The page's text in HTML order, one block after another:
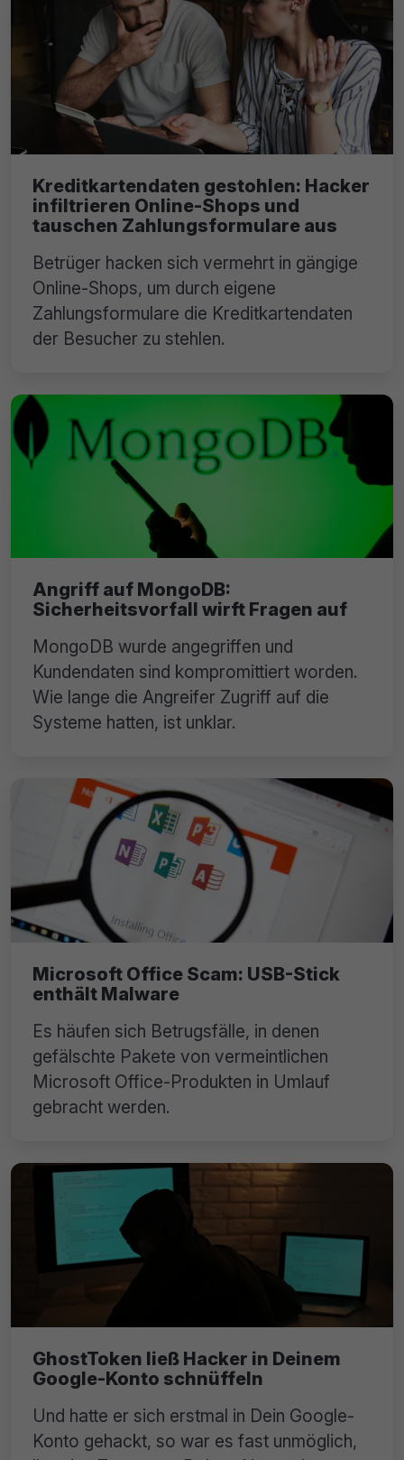
Kreditkartendaten gestohlen: Hacker
infiltrieren Online-Shops und
tauschen Zahlungsformulare aus
Betrüger hacken sich vermehrt in gängige
Online-Shops, um durch eigene
Zahlungsformulare die Kreditkartendaten
der Besucher zu stehlen.
Angriff auf MongoDB:
Sicherheitsvorfall wirft Fragen auf
MongoDB wurde angegriffen und
Kundendaten sind kompromittiert worden.
Wie lange die Angreifer Zugriff auf die
Systeme hatten, ist unklar.
Microsoft Office Scam: USB-Stick
enthält Malware
Es häufen sich Betrugsfälle, in denen
gefälschte Pakete von vermeintlichen
Microsoft Office-Produkten in Umlauf
gebracht werden.
GhostToken ließ Hacker in Deinem
Google-Konto schnüffeln
Und hatte er sich erstmal in Dein Google-
Konto gehackt, so war es fast unmöglich,